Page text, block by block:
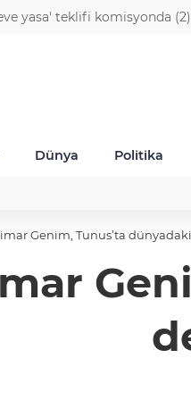
yasa' teklifi komisyonda (2)
BGN
27,9743
VND
0,0018
Dünya Politika
Genim, Tunus’ta